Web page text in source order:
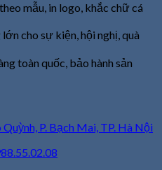
mẫu, in logo, khắc chữ cá
cho sự kiện, hội nghị, quà
toàn quốc, bảo hành sản
P. Bạch Mai, TP. Hà Nội